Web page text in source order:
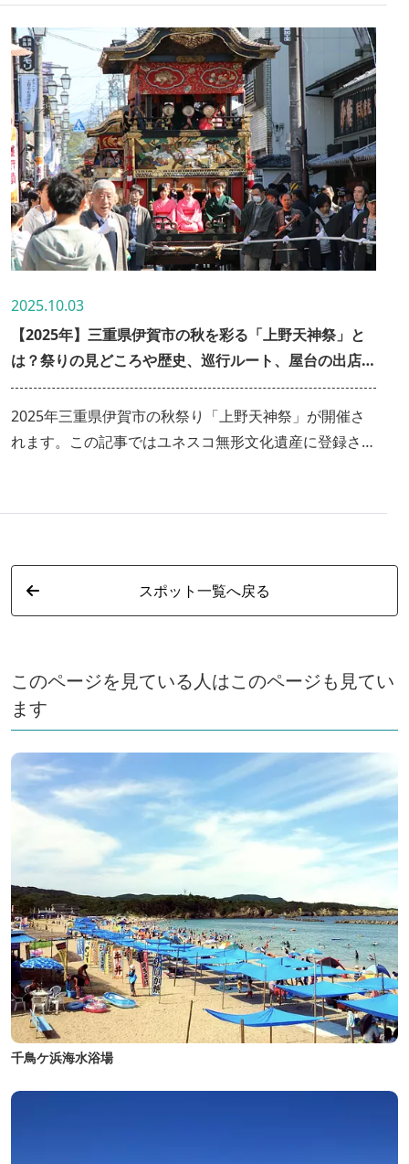
ました。
2025.10.03
【2025年】三重県伊賀市の秋を彩る「上野天神祭」と
は？祭りの見どころや歴史、巡行ルート、屋台の出店情
報など徹底解説します！
2025年三重県伊賀市の秋祭り「上野天神祭」が開催さ
れます。この記事ではユネスコ無形文化遺産に登録され
スポット一覧へ戻る
このページを見ている人はこのページも見てい
ます
千鳥ケ浜海水浴場